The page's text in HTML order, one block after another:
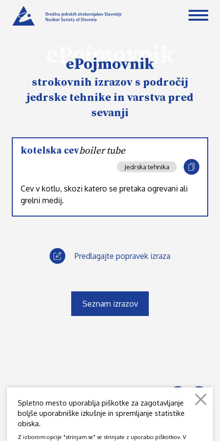
ePojmovnik
ePojmovnik
strokovnih izrazov s področij
jedrske tehnike in varstva pred
sevanji
kotelska cevboiler tube
Jedrska tehnika
Cev v kotlu, skozi katero se pretaka ogrevani ali
grelni medij.
Predlagajte popravek izraza
Seznam izrazov
Spletno mesto uporablja piškotke za zagotavljanje
boljše uporabniške izkušnje in spremljanje statistike
obiska.
Z izborom opcije "strinjam se" se strinjate z uporabo piškotkov. V